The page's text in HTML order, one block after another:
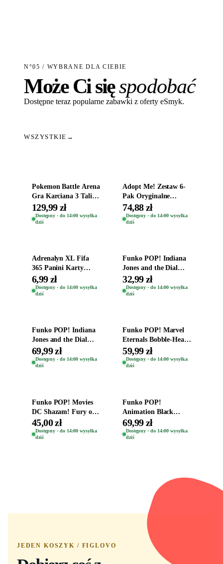
N°05 / WYBRANE DLA CIEBIE
Może Ci sięspodobać
Dostępne teraz popularne zabawki z oferty eSmyk.
WSZYSTKIE →
Pokemon Battle Arena
Gra Karciana 3 Talie
Oryginal
129,99 zł
Dostępny · do 14:00 wysyłka
dziś
Adopt Me! Zestaw 6-
Pak Oryginalne
Figurki Roblox
Zwierzęta Tropical
Time
74,88 zł
Dostępny · do 14:00 wysyłka
dziś
Adrenalyn XL Fifa
365 Panini Karty
Piłkarskie Saszetka z
Kartami 2026
6,99 zł
Dostępny · do 14:00 wysyłka
dziś
Funko POP! Indiana
Jones and the Dial
Destiny Bobble-Head
Helena Shaw 1386
32,99 zł
Dostępny · do 14:00 wysyłka
dziś
Funko POP! Indiana
Jones and the Dial
Destiny Bobble-Head
Teddy Kumar 1388
69,99 zł
Dostępny · do 14:00 wysyłka
dziś
Funko POP! Marvel
Eternals Bobble-Head
Oryginalna Figurka
Kro 737
59,99 zł
Dostępny · do 14:00 wysyłka
dziś
Funko POP! Movies
DC Shazam! Fury of
the Gods Vinyl Figure
Eugene 1281
45,00 zł
Dostępny · do 14:00 wysyłka
dziś
Funko POP!
Animation Black
Clover Vinyl Figure
Oryginalna Figurka
Yuno 1101
69,99 zł
Dostępny · do 14:00 wysyłka
dziś
JEDEN KOSZYK / FIGLOVO